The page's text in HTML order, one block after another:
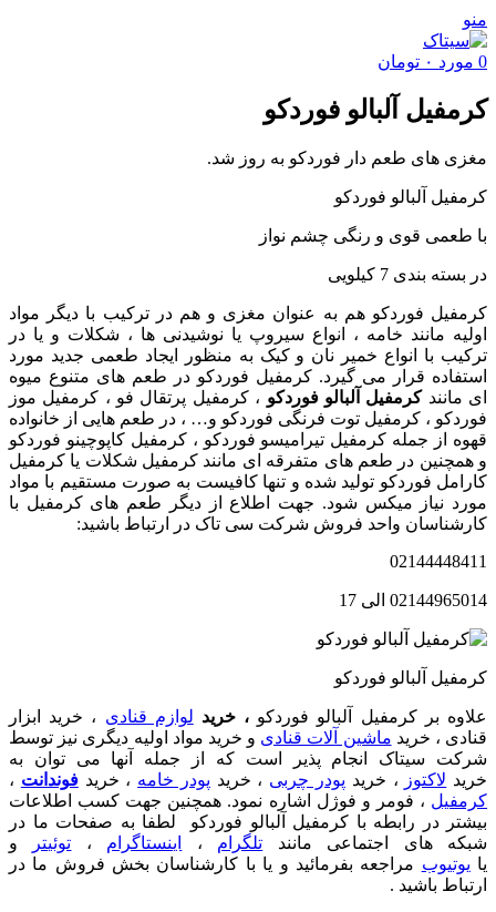
منو
0 مورد ۰ تومان
کرمفیل آلبالو فوردکو
مغزی های طعم دار فوردکو به روز شد.
کرمفیل آلبالو فوردکو
با طعمی قوی و رنگی چشم نواز
در بسته بندی 7 کیلویی
کرمفیل فوردکو هم به عنوان مغزی و هم در ترکیب با دیگر مواد
اولیه مانند خامه ، انواع سیروپ یا نوشیدنی ها ، شکلات و یا در
ترکیب با انواع خمیر نان و کیک به منظور ایجاد طعمی جدید مورد
استفاده قرار می گیرد. کرمفیل فوردکو در طعم های متنوع میوه
ای مانندکرمفیل آلبالو فوردکو ، کرمفیل پرتقال فو ، کرمفیل موز
فوردکو ، کرمفیل توت فرنگی فوردکو و… ، در طعم هایی از خانواده
قهوه از جمله کرمفیل تیرامیسو فوردکو ، کرمفیل کاپوچینو فوردکو
و همچنین در طعم های متفرقه ای مانند کرمفیل شکلات یا کرمفیل
کارامل فوردکو تولید شده و تنها کافیست به صورت مستقیم با مواد
مورد نیاز میکس شود. جهت اطلاع از دیگر طعم های کرمفیل با
کارشناسان واحد فروش شرکت سی تاک در ارتباط باشید:
02144448411
02144965014 الی 17
کرمفیل آلبالو فوردکو
علاوه بر کرمفیل آلبالو فوردکو ، خرید لوازم قنادی ، خرید ابزار
قنادی ، خرید ماشین آلات قنادی و خرید مواد اولیه دیگری نیز توسط
شرکت سیتاک انجام پذیر است که از جمله آنها می توان به
خرید لاکتوز ، خرید پودر چربی ، خرید پودر خامه ، خریدفوندانت ،
کرمفیل ، فومر و فوژل اشاره نمود. همچنین جهت کسب اطلاعات
بیشتر در رابطه با کرمفیل آلبالو فوردکو لطفا به صفحات ما در
شبکه های اجتماعی مانند تلگرام ، اینستاگرام ، توئیتر
و
یا یوتیوب مراجعه بفرمائید و یا با کارشناسان بخش فروش ما در
ارتباط باشید .